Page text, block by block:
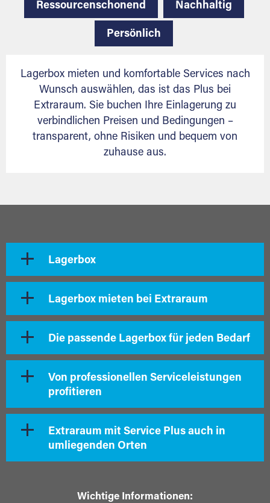
Ressourcenschonend Nachhaltig
Persönlich
Lagerbox mieten und komfortable Services nach
Wunsch auswählen, das ist das Plus bei
Extraraum. Sie buchen Ihre Einlagerung zu
verbindlichen Preisen und Bedingungen –
transparent, ohne Risiken und bequem von
zuhause aus.
Lagerbox
Lagerbox mieten bei Extraraum
Die passende Lagerbox für jeden Bedarf
Von professionellen Serviceleistungen
profitieren
Extraraum mit Service Plus auch in
umliegenden Orten
Wichtige Informationen: